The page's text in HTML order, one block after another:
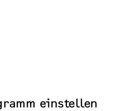
einstellen